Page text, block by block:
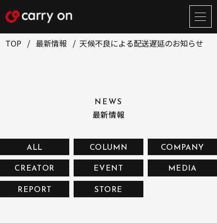
サ
イ
ト
メ
RECRUIT
CONTACT
お問い合せ
TOP 最新情報 天候不良による配送遅延のお知らせ
NEWS
最新情報
ALL COLUMN COMPANY
CREATOR EVENT MEDIA
REPORT STORE